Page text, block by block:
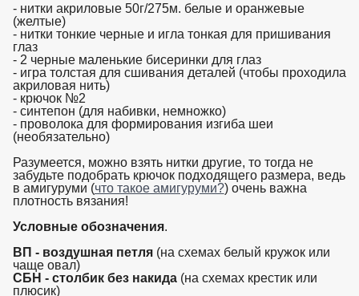
- нитки акриловые 50г/275м. белые и оранжевые
(желтые)
- нитки тонкие черные и игла тонкая для пришивания
глаз
- 2 черные маленькие бисеринки для глаз
- игра толстая для сшивания деталей (чтобы проходила
акриловая нить)
- крючок №2
- синтепон (для набивки, немножко)
- проволока для формирования изгиба шеи
(необязательно)
Разумеется, можно взять нитки другие, то тогда не
забудьте подобрать крючок подходящего размера, ведь
в амигуруми (что такое амигуруми?) очень важна
плотность вязания!
Условные обозначения.
ВП - воздушная петля(на схемах белый кружок или
чаще овал)
СБН - столбик без накида(на схемах крестик или
плюсик)